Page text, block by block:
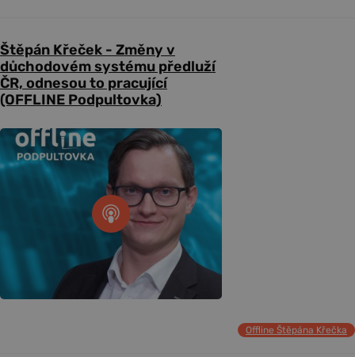
Štěpán Křeček - Změny v
důchodovém systému předluží
ČR, odnesou to pracující
(OFFLINE Podpultovka)
Offline Štěpána Křečka